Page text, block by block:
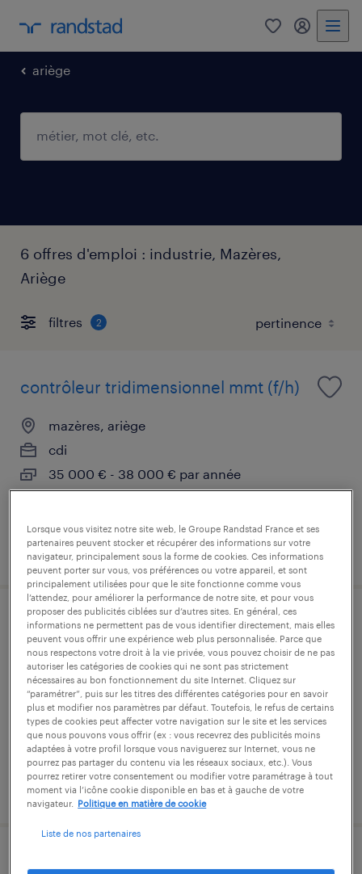
0 mon
ariège
6 offres d'emploi : industrie, Mazères,
Ariège
filtres 2
contrôleur tridimensionnel mmt (f/h)
mazères, ariège
cdi
35 000 € - 38 000 € par année
publié le 6 août 2026
dessinateur-projeteur (mécanique)
(f/h)
mazères, ariège
intérim
40 000 € par année
publié le 27 mars 2026
controleur qualite (f/h)
Lorsque vous visitez notre site web, le Groupe Randstad France et ses
partenaires peuvent stocker et récupérer des informations sur votre
navigateur, principalement sous la forme de cookies. Ces informations
peuvent porter sur vous, vos préférences ou votre appareil, et sont
principalement utilisées pour que le site fonctionne comme vous
l’attendez, pour améliorer la performance de notre site, et pour vous
proposer des publicités ciblées sur d’autres sites. En général, ces
informations ne permettent pas de vous identifier directement, mais elles
peuvent vous offrir une expérience web plus personnalisée. Parce que
nous respectons votre droit à la vie privée, vous pouvez choisir de ne pas
autoriser les catégories de cookies qui ne sont pas strictement
nécessaires au bon fonctionnement du site Internet. Cliquez sur
“paramétrer”, puis sur les titres des différentes catégories pour en savoir
plus et modifier nos paramètres par défaut. Toutefois, le refus de certains
types de cookies peut affecter votre navigation sur le site et les services
que nous pouvons vous offrir (ex : vous recevrez des publicités moins
adaptées à votre profil lorsque vous naviguerez sur Internet, vous ne
pourrez pas partager du contenu via les réseaux sociaux, etc.). Vous
pourrez retirer votre consentement ou modifier votre paramétrage à tout
moment via l’icône cookie disponible en bas et à gauche de votre
navigateur.
Politique en matière de cookie
Liste de nos partenaires